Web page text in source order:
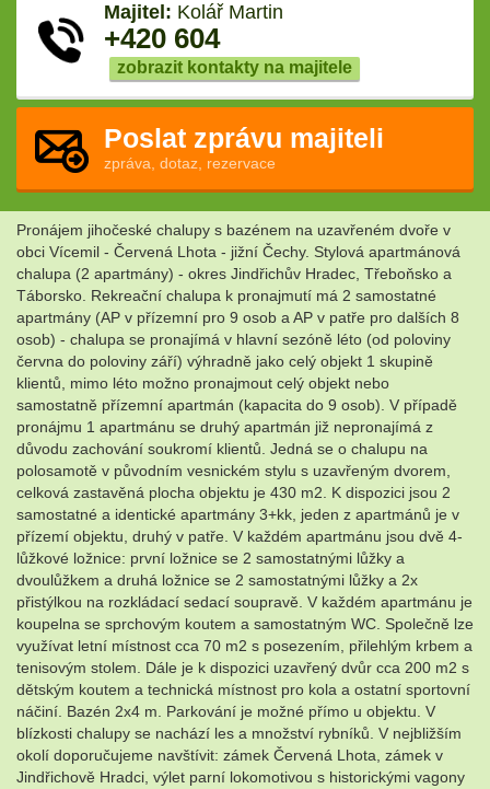
Majitel: Kolář Martin
+420 604
zobrazit kontakty na majitele
Poslat zprávu majiteli
zpráva, dotaz, rezervace
Pronájem jihočeské chalupy s bazénem na uzavřeném dvoře v
obci Vícemil - Červená Lhota - jižní Čechy. Stylová apartmánová
chalupa (2 apartmány) - okres Jindřichův Hradec, Třeboňsko a
Táborsko. Rekreační chalupa k pronajmutí má 2 samostatné
apartmány (AP v přízemní pro 9 osob a AP v patře pro dalších 8
osob) - chalupa se pronajímá v hlavní sezóně léto (od poloviny
června do poloviny září) výhradně jako celý objekt 1 skupině
klientů, mimo léto možno pronajmout celý objekt nebo
samostatně přízemní apartmán (kapacita do 9 osob). V případě
pronájmu 1 apartmánu se druhý apartmán již nepronajímá z
důvodu zachování soukromí klientů. Jedná se o chalupu na
polosamotě v původním vesnickém stylu s uzavřeným dvorem,
celková zastavěná plocha objektu je 430 m2. K dispozici jsou 2
samostatné a identické apartmány 3+kk, jeden z apartmánů je v
přízemí objektu, druhý v patře. V každém apartmánu jsou dvě 4-
lůžkové ložnice: první ložnice se 2 samostatnými lůžky a
dvoulůžkem a druhá ložnice se 2 samostatnými lůžky a 2x
přistýlkou na rozkládací sedací soupravě. V každém apartmánu je
koupelna se sprchovým koutem a samostatným WC. Společně lze
využívat letní místnost cca 70 m2 s posezením, přilehlým krbem a
tenisovým stolem. Dále je k dispozici uzavřený dvůr cca 200 m2 s
dětským koutem a technická místnost pro kola a ostatní sportovní
náčiní. Bazén 2x4 m. Parkování je možné přímo u objektu. V
blízkosti chalupy se nachází les a množství rybníků. V nejbližším
okolí doporučujeme navštívit: zámek Červená Lhota, zámek v
Jindřichově Hradci, výlet parní lokomotivou s historickými vagony